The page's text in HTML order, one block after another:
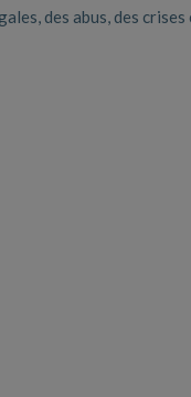
des abus, des crises